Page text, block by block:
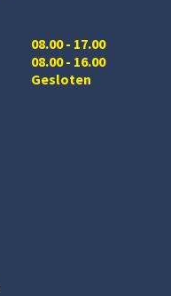
08.00 - 17.00
08.00 - 16.00
Gesloten